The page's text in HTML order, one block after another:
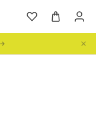
1/ 15